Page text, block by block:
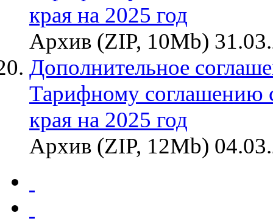
края на 2025 год
Архив (ZIP, 10Mb)
Дополнительное
Тарифному соглашению
края на 2025 год
Архив (ZIP, 12Mb)